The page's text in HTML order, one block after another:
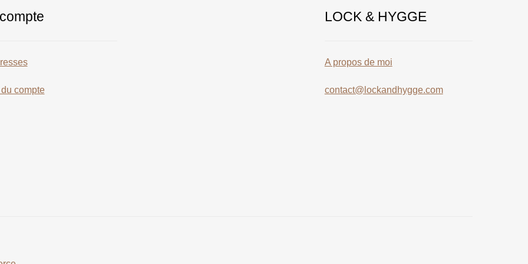
compte
LOCK & HYGGE
A propos de moi
contact@lockandhygge.com